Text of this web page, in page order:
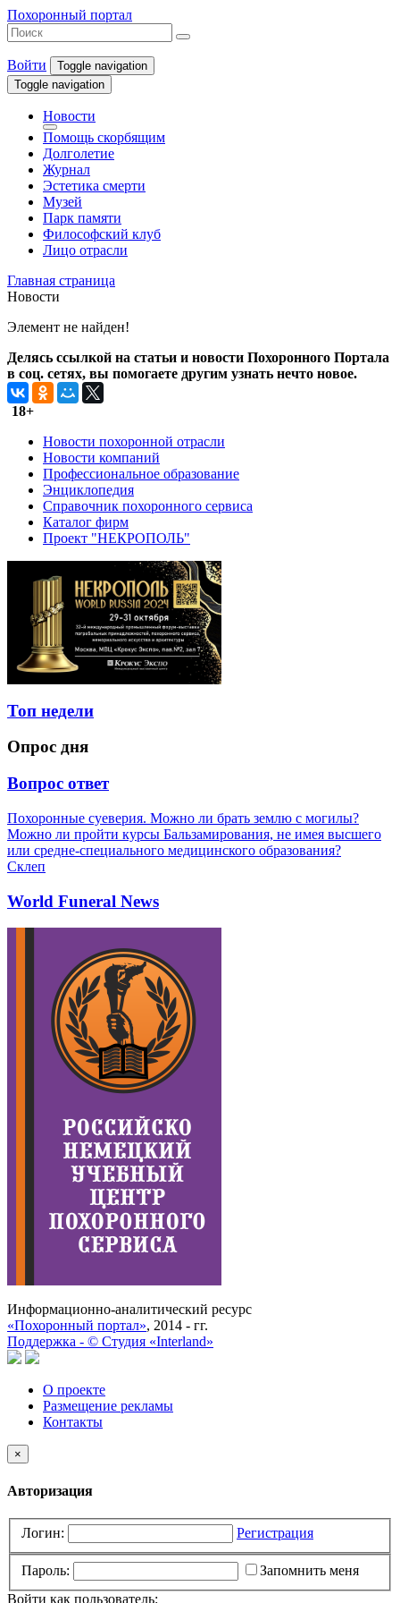
Похоронный портал
Войти
Toggle navigation
Toggle navigation
Новости
Помощь скорбящим
Долголетие
Журнал
Эстетика смерти
Музей
Парк памяти
Философский клуб
Лицо отрасли
Главная страница
Новости
Элемент не найден!
Делясь ссылкой на статьи и новости Похоронного Портала
в соц. сетях, вы помогаете другим узнать нечто новое.
18+
Новости похоронной отрасли
Новости компаний
Профессиональное образование
Энциклопедия
Справочник похоронного сервиса
Каталог фирм
Проект "НЕКРОПОЛЬ"
Топ недели
Опрос дня
Вопрос ответ
Похоронные суеверия. Можно ли брать землю с могилы?
Можно ли пройти курсы Бальзамирования, не имея высшего
или средне-специального медицинского образования?
Склеп
World Funeral News
Информационно-аналитический ресурс
«Похоронный портал», 2014 - гг.
Поддержка - © Cтудия «Interland»
О проекте
Размещение рекламы
Контакты
×
Авторизация
Логин: Регистрация
Пароль:
Запомнить меня
Войти как пользователь: